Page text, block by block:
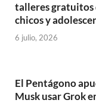
talleres gratuitos
chicos y
6 julio, 2026
El Pentágono
Musk usar Grok